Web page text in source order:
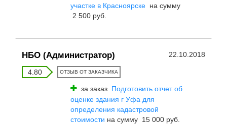
участке в Красноярске на сумму
2 500 руб.
НБО (Администратор) 22.10.2018
4.80 ОТЗЫВ ОТ ЗАКАЗЧИКА
за заказ Подготовить отчет об
оценке здания г Уфа для
определения кадастровой
стоимости на сумму 15 000 руб.